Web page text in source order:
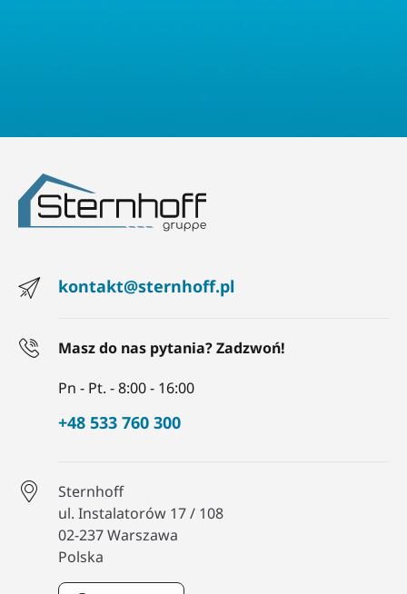
kontakt@sternhoff.pl
Masz do nas pytania? Zadzwoń!
Pn - Pt. - 8:00 - 16:00
+48 533 760 300
Sternhoff
ul. Instalatorów 17 / 108
02-237 Warszawa
Polska